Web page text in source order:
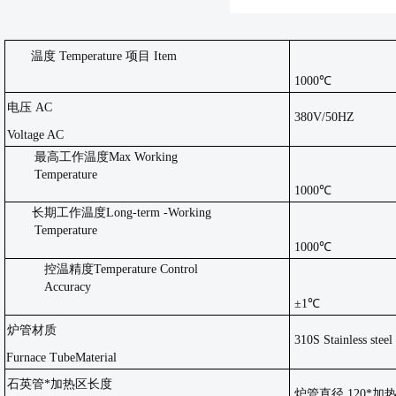
温度 Temperature 项目 Item
1000℃
电压 AC
Voltage AC
380V/50HZ
最高工作温度Max Working
Temperature
1000℃
长期工作温度Long-term -Working
Temperature
1000℃
控温精度Temperature Control
Accuracy
±1℃
炉管材质
Furnace TubeMaterial
310S Stainless steel
石英管*加热区长度